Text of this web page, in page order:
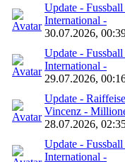
Update - Fussball
International -
30.07.2026,
Update - Fussball
International -
29.07.2026,
Update -
Vincenz -
28.07.2026,
Update - Fussball
International -